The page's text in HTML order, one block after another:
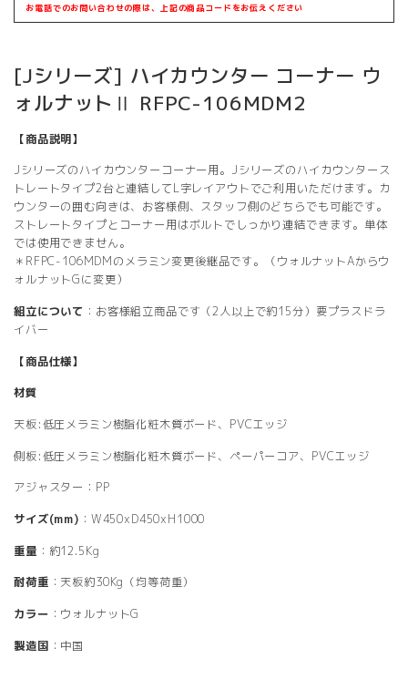
お電話でのお問い合わせの際は、上記の商品コードをお伝えください
[Jシリーズ] ハイカウンター コーナー ウ
ォルナットⅡ RFPC-106MDM2
【商品説明】
Jシリーズのハイカウンターコーナー用。Jシリーズのハイカウンタース
トレートタイプ2台と連結してL字レイアウトでご利用いただけます。カ
ウンターの囲む向きは、お客様側、スタッフ側のどちらでも可能です。
ストレートタイプとコーナー用はボルトでしっかり連結できます。単体
では使用できません。
＊RFPC-106MDMのメラミン変更後継品です。（ウォルナットAからウ
ォルナットGに変更）
組立について ：お客様組立商品です（2人以上で約15分）要プラスドラ
イバー
【商品仕様】
材質
天板:低圧メラミン樹脂化粧木質ボード、PVCエッジ
側板:低圧メラミン樹脂化粧木質ボード、ペーパーコア、PVCエッジ
アジャスター：PP
サイズ(mm) ：W450xD450xH1000
重量 ：約12.5Kg
耐荷重 ：天板約30Kg（均等荷重）
カラー ：ウォルナットG
製造国 ：中国